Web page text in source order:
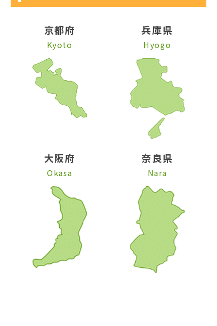
京都府
Kyoto
兵庫県
Hyogo
大阪府
Okasa
奈良県
Nara